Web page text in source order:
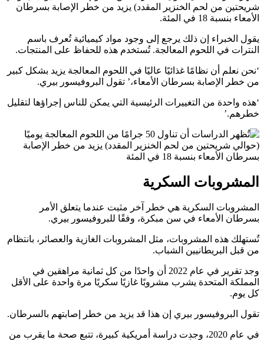
شريحتين من لحم الخنزير المقدد) يزيد من خطر الإصابة بسرطان
الأمعاء بنسبة 18 في المئة.
يقول الخبراء إن ذلك يرجع إلى وجود مواد كيميائية تُعرف باسم
النترات في اللحوم المعالجة. تُستخدم هذه للحفاظ على المنتجات.
‘نحن نعلم أن نظامًا غذائيًا عاليًا في اللحوم المعالجة يزيد بشكل كبير
من خطر الإصابة بسرطان الأمعاء،’ تقول البروفيسور بيري.
‘هذه واحدة من التغييرات الرئيسية التي يمكن للناس إجراؤها لتقليل
خطرهم.’
المشروبات السكرية
المشروبات السكرية هي خطر آخر مثبت عندما يتعلق الأمر
بسرطان الأمعاء في سن مبكرة، وفقًا للبروفيسور بيري.
تُستهلك هذه المشروبات، مثل المشروبات الغازية والعصائر، بانتظام
من قبل البريطانيين الشباب.
وجد تقرير في عام 2022 أن واحدًا من كل ثمانية مراهقين في
المملكة المتحدة يشرب مشروبًا غازيًا سكريًا مرة واحدة على الأقل
كل يوم.
تقول البروفيسور بيري إن هذا قد يزيد من خطر إصابتهم بالسرطان.
في عام 2020، وجدت دراسة أمريكية كبيرة، تتبع صحة ما يقرب من